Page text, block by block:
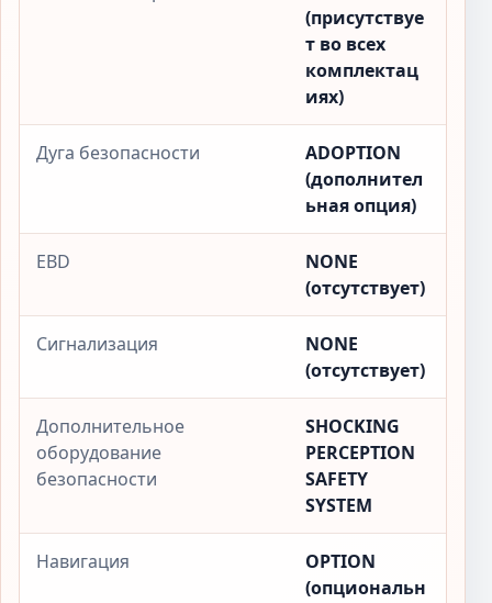
(присутствуе
т во всех
комплектац
иях)
Дуга безопасности
ADOPTION
(дополнител
ьная опция)
EBD
NONE
(отсутствует)
Сигнализация
NONE
(отсутствует)
Дополнительное
оборудование
безопасности
SHOCKING
PERCEPTION
SAFETY
SYSTEM
Навигация
OPTION
(опциональн